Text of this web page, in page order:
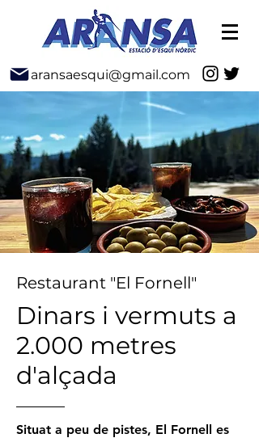
aransaesqui@gmail.com
Restaurant "El Fornell"
Dinars i vermuts a
2.000 metres
d'alçada
Situat a peu de pistes, El Fornell es